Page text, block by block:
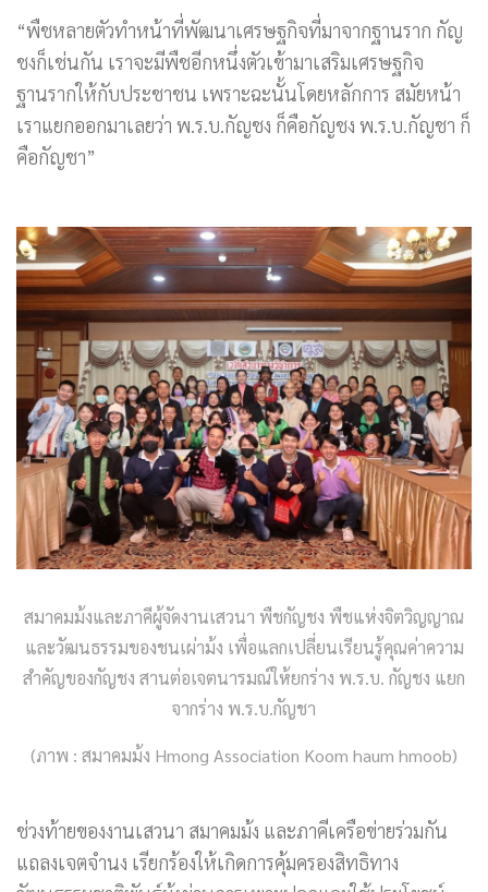
“พืชหลายตัวทำหน้าที่พัฒนาเศรษฐกิจที่มาจากฐานราก กัญ
ชงก็เช่นกัน เราจะมีพืชอีกหนึ่งตัวเข้ามาเสริมเศรษฐกิจ
ฐานรากให้กับประชาชน เพราะฉะนั้นโดยหลักการ สมัยหน้า
เราแยกออกมาเลยว่า พ.ร.บ.กัญชง ก็คือกัญชง พ.ร.บ.กัญชา ก็
คือกัญชา”
สมาคมม้งและภาคีผู้จัดงานเสวนา พืชกัญชง พืชแห่งจิตวิญญาณ
และวัฒนธรรมของชนเผ่าม้ง เพื่อแลกเปลี่ยนเรียนรู้คุณค่าความ
สำคัญของกัญชง สานต่อเจตนารมณ์ให้ยกร่าง พ.ร.บ. กัญชง แยก
จากร่าง พ.ร.บ.กัญชา
(ภาพ : สมาคมม้ง Hmong Association Koom haum hmoob)
ช่วงท้ายของงานเสวนา สมาคมม้ง และภาคีเครือข่ายร่วมกัน
แถลงเจตจำนง เรียกร้องให้เกิดการคุ้มครองสิทธิทาง